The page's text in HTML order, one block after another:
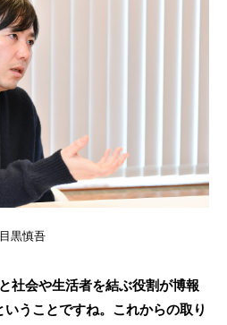
黒慎吾
社会や生活者を結ぶ役割が博報
うことですね。これからの取り